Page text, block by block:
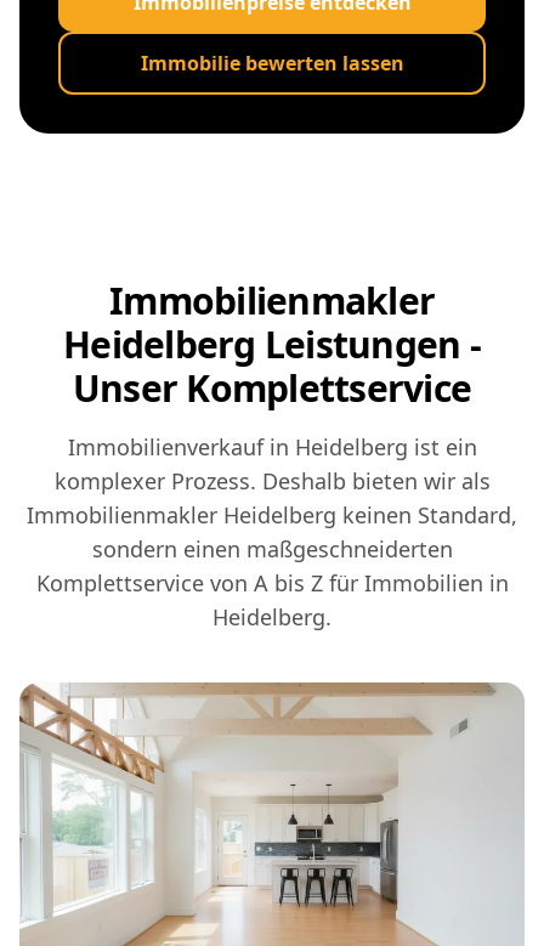
Immobilie bewerten lassen
Immobilienmakler
Heidelberg Leistungen -
Unser Komplettservice
Immobilienverkauf in Heidelberg ist ein
komplexer Prozess. Deshalb bieten wir als
Immobilienmakler Heidelberg keinen Standard,
sondern einen maßgeschneiderten
Komplettservice von A bis Z für Immobilien in
Heidelberg.